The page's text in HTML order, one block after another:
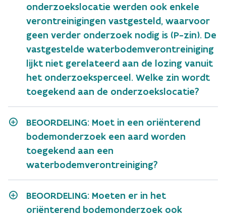
onderzoekslocatie werden ook enkele
verontreinigingen vastgesteld, waarvoor
geen verder onderzoek nodig is (P-zin). De
vastgestelde waterbodemverontreiniging
lijkt niet gerelateerd aan de lozing vanuit
het onderzoeksperceel. Welke zin wordt
toegekend aan de onderzoekslocatie?
BEOORDELING: Moet in een oriënterend
bodemonderzoek een aard worden
toegekend aan een
waterbodemverontreiniging?
BEOORDELING: Moeten er in het
oriënterend bodemonderzoek ook